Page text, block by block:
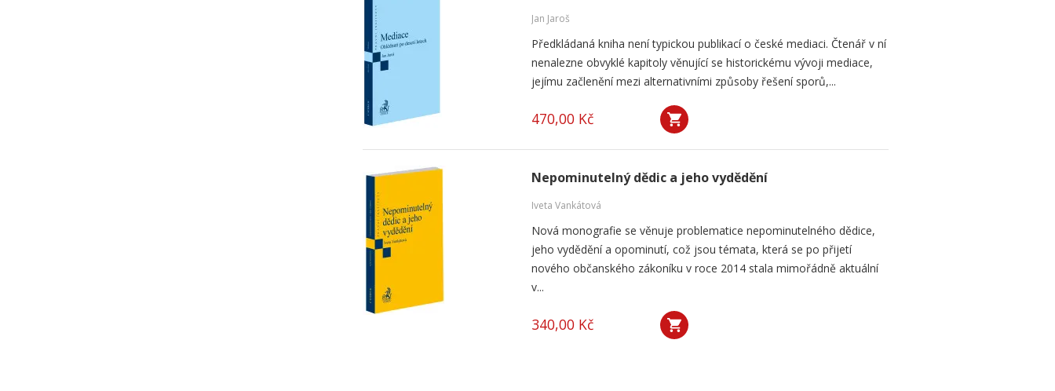
Jan Jaroš
Předkládaná kniha není typickou publikací o české mediaci. Čtenář v ní
nenalezne obvyklé kapitoly věnující se historickému vývoji mediace,
jejímu začlenění mezi alternativními způsoby řešení sporů,...
470,00 Kč
Nepominutelný dědic a jeho vydědění
Iveta Vankátová
Nová monografie se věnuje problematice nepominutelného dědice,
jeho vydědění a opominutí, což jsou témata, která se po přijetí
nového občanského zákoníku v roce 2014 stala mimořádně aktuální
v...
340,00 Kč